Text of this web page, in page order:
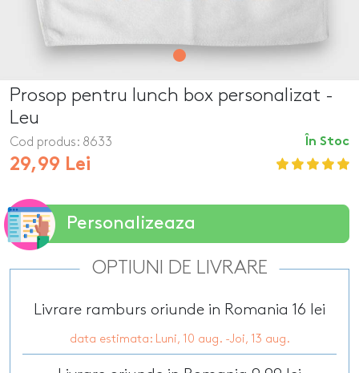
Prosop pentru lunch box personalizat -
Leu
În Stoc
Cod produs: 8633
29,99 Lei
Personalizeaza
OPTIUNI DE LIVRARE
Livrare ramburs oriunde in Romania 16 lei
data estimata: Luni, 10 aug. -Joi, 13 aug.